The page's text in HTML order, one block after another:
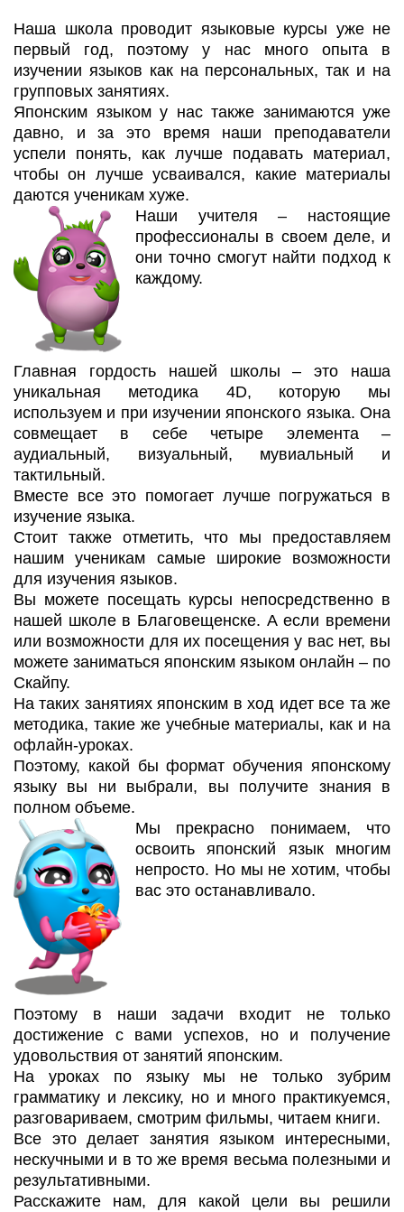
Наша школа проводит языковые курсы уже не
первый год, поэтому у нас много опыта в
изучении языков как на персональных, так и на
групповых занятиях.
Японским языком у нас также занимаются уже
давно, и за это время наши преподаватели
успели понять, как лучше подавать материал,
чтобы он лучше усваивался, какие материалы
даются ученикам хуже.
Наши учителя – настоящие
профессионалы в своем деле, и
они точно смогут найти подход к
каждому.
Главная гордость нашей школы – это наша
уникальная методика 4D, которую мы
используем и при изучении японского языка. Она
совмещает в себе четыре элемента –
аудиальный, визуальный, мувиальный и
тактильный.
Вместе все это помогает лучше погружаться в
изучение языка.
Стоит также отметить, что мы предоставляем
нашим ученикам самые широкие возможности
для изучения языков.
Вы можете посещать курсы непосредственно в
нашей школе в Благовещенске. А если времени
или возможности для их посещения у вас нет, вы
можете заниматься японским языком онлайн – по
Скайпу.
На таких занятиях японским в ход идет все та же
методика, такие же учебные материалы, как и на
офлайн-уроках.
Поэтому, какой бы формат обучения японскому
языку вы ни выбрали, вы получите знания в
полном объеме.
Мы прекрасно понимаем, что
освоить японский язык многим
непросто. Но мы не хотим, чтобы
вас это останавливало.
Поэтому в наши задачи входит не только
достижение с вами успехов, но и получение
удовольствия от занятий японским.
На уроках по языку мы не только зубрим
грамматику и лексику, но и много практикуемся,
разговариваем, смотрим фильмы, читаем книги.
Все это делает занятия языком интересными,
нескучными и в то же время весьма полезными и
результативными.
Расскажите нам, для какой цели вы решили